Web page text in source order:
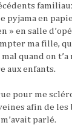
pyjama en
» en salle
ma fille,
quand on
aux enfants.
pour me
afin de les
parlé.